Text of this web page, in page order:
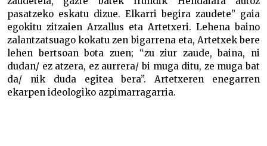
pasatzeko eskatu dizue. Elkarri begira zaudete” gaia
egokitu zitzaien Arzallus eta Artetxeri. Lehena baino
zalantzatsuago kokatu zen bigarrena eta, Artetxek bere
lehen bertsoan bota zuen; “zu ziur zaude, baina, ni
dudan/ ez atzera, ez aurrera/ bi muga ditu, ze muga bat
da/ nik duda egitea bera”. Artetxeren enegarren
ekarpen ideologiko azpimarragarria.